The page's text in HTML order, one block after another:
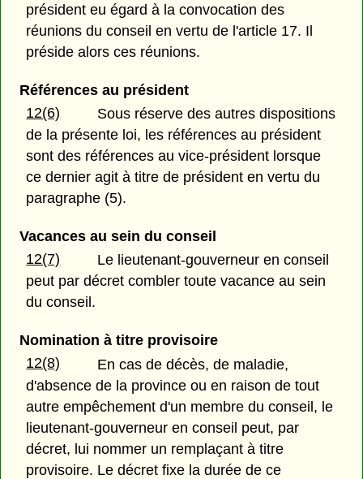
président eu égard à la convocation des
réunions du conseil en vertu de l'article 17. Il
préside alors ces réunions.
Références au président
12(6)
Sous réserve des autres dispositions
de la présente loi, les références au président
sont des références au vice-président lorsque
ce dernier agit à titre de président en vertu du
paragraphe (5).
Vacances au sein du conseil
12(7)
Le lieutenant-gouverneur en conseil
peut par décret combler toute vacance au sein
du conseil.
Nomination à titre provisoire
12(8)
En cas de décès, de maladie,
d'absence de la province ou en raison de tout
autre empêchement d'un membre du conseil, le
lieutenant-gouverneur en conseil peut, par
décret, lui nommer un remplaçant à titre
provisoire. Le décret fixe la durée de ce